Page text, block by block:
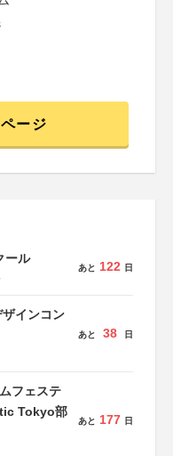
ージ
ール
あと 122 日
インコン
あと 38 日
フェステ
Tokyo部
あと 177 日